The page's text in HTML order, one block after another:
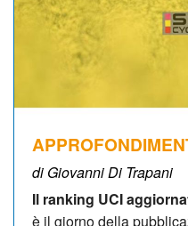
di Giovanni Di Trapani
Il ranking UCI
è il giorno della